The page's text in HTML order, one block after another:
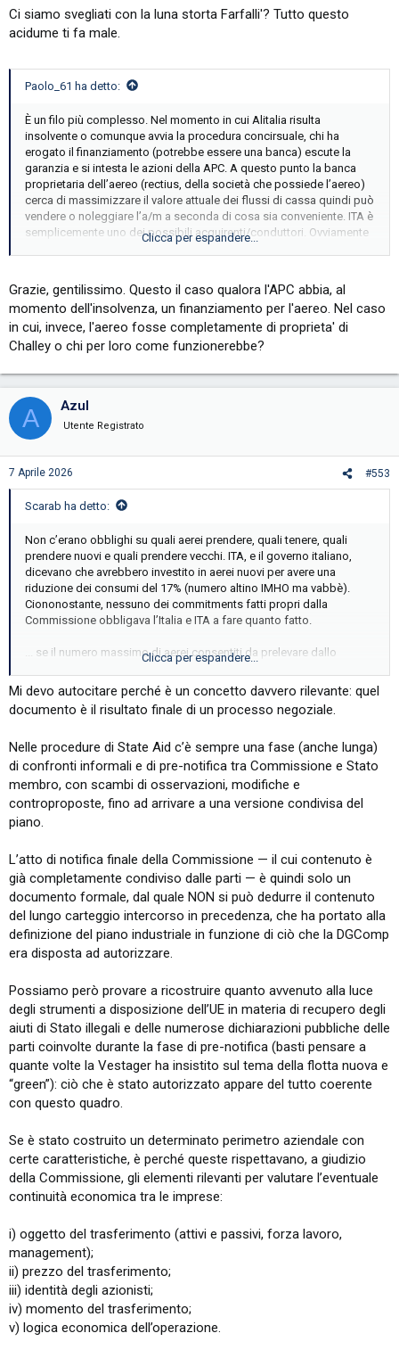
Ci siamo svegliati con la luna storta Farfalli'? Tutto questo
acidume ti fa male.
Paolo_61 ha detto:
È un filo più complesso. Nel momento in cui Alitalia risulta
insolvente o comunque avvia la procedura concirsuale, chi ha
erogato il finanziamento (potrebbe essere una banca) escute la
garanzia e si intesta le azioni della APC. A questo punto la banca
proprietaria dell’aereo (rectius, della società che possiede l’aereo)
cerca di massimizzare il valore attuale dei flussi di cassa quindi può
vendere o noleggiare l’a/m a seconda di cosa sia conveniente. ITA è
semplicemente uno dei possibili acquirenti/conduttori. Ovviamente
se chi acquista l’a/m non “salda il conto” ma si fa finanziare, dovrà a
Clicca per espandere...
Grazie, gentilissimo. Questo il caso qualora l'APC abbia, al
momento dell'insolvenza, un finanziamento per l'aereo. Nel caso
in cui, invece, l'aereo fosse completamente di proprieta' di
Challey o chi per loro come funzionerebbe?
A Azul
Utente Registrato
7 Aprile 2026 #553
Scarab ha detto:
Non c’erano obblighi su quali aerei prendere, quali tenere, quali
prendere nuovi e quali prendere vecchi. ITA, e il governo italiano,
dicevano che avrebbero investito in aerei nuovi per avere una
riduzione dei consumi del 17% (numero altino IMHO ma vabbè).
Ciononostante, nessuno dei commitments fatti propri dalla
Commissione obbligava l’Italia e ITA a fare quanto fatto.
... se il numero massimo di aerei consentiti da prelevare dallo
“stock” di AZ era 52, perchè ne rimangono solo 26 (o giú di lì) in
flotta? Alla fin fine i 32S erano tra i CEO più moderni, io dubito
altamente che il vantaggio tra un CFM56 ultima serie e un PW del neo
sia veramente del quasi 20%.
Clicca per espandere...
Mi devo autocitare perché è un concetto davvero rilevante: quel
documento è il risultato finale di un processo negoziale.
Nelle procedure di State Aid c’è sempre una fase (anche lunga)
di confronti informali e di pre-notifica tra Commissione e Stato
membro, con scambi di osservazioni, modifiche e
controproposte, fino ad arrivare a una versione condivisa del
piano.
L’atto di notifica finale della Commissione — il cui contenuto è
già completamente condiviso dalle parti — è quindi solo un
documento formale, dal quale NON si può dedurre il contenuto
del lungo carteggio intercorso in precedenza, che ha portato alla
definizione del piano industriale in funzione di ciò che la DGComp
era disposta ad autorizzare.
Possiamo però provare a ricostruire quanto avvenuto alla luce
degli strumenti a disposizione dell’UE in materia di recupero degli
aiuti di Stato illegali e delle numerose dichiarazioni pubbliche delle
parti coinvolte durante la fase di pre-notifica (basti pensare a
quante volte la Vestager ha insistito sul tema della flotta nuova e
“green”): ciò che è stato autorizzato appare del tutto coerente
con questo quadro.
Se è stato costruito un determinato perimetro aziendale con
certe caratteristiche, è perché queste rispettavano, a giudizio
della Commissione, gli elementi rilevanti per valutare l’eventuale
continuità economica tra le imprese:
i) oggetto del trasferimento (attivi e passivi, forza lavoro,
management);
ii) prezzo del trasferimento;
iii) identità degli azionisti;
iv) momento del trasferimento;
v) logica economica dell’operazione.